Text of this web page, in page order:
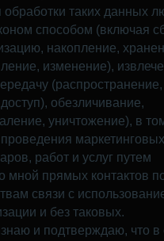
таких данных
способом (включая
накопление,
изменение),
(распространение,
обезличивание,
уничтожение), в
работ и услуг путем
мной прямых контактов
связи с
и без таковых.
и подтверждаю, что в